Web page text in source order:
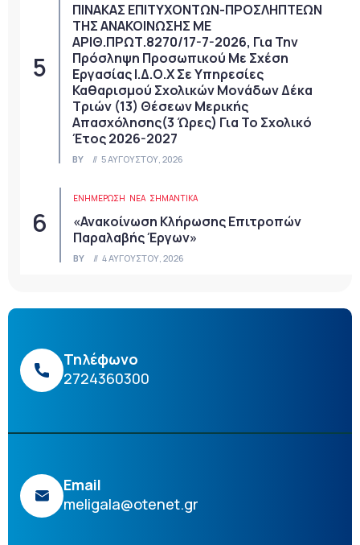
ΠΙΝΑΚΑΣ ΕΠΙΤΥΧΟΝΤΩΝ-ΠΡΟΣΛΗΠΤΕΩΝ
ΤΗΣ ΑΝΑΚΟΙΝΩΣΗΣ ΜΕ
ΑΡΙΘ.ΠΡΩΤ.8270/17-7-2026, Για Την
Πρόσληψη Προσωπικού Με Σχέση
Εργασίας Ι.Δ.Ο.Χ Σε Υπηρεσίες
Καθαρισμού Σχολικών Μονάδων Δέκα
Τριών (13) Θέσεων Μερικής
Απασχόλησης(3 Ώρες) Για Το Σχολικό
Έτος 2026-2027
BY 5 ΑΥΓΟΎΣΤΟΥ, 2026
ΕΝΗΜΕΡΩΣΗ ΝΈΑ ΣΗΜΑΝΤΙΚΆ
«Ανακοίνωση Κλήρωσης Επιτροπών
Παραλαβής Έργων»
BY 4 ΑΥΓΟΎΣΤΟΥ, 2026
Τηλέφωνο
2724360300
Email
meligala@otenet.gr